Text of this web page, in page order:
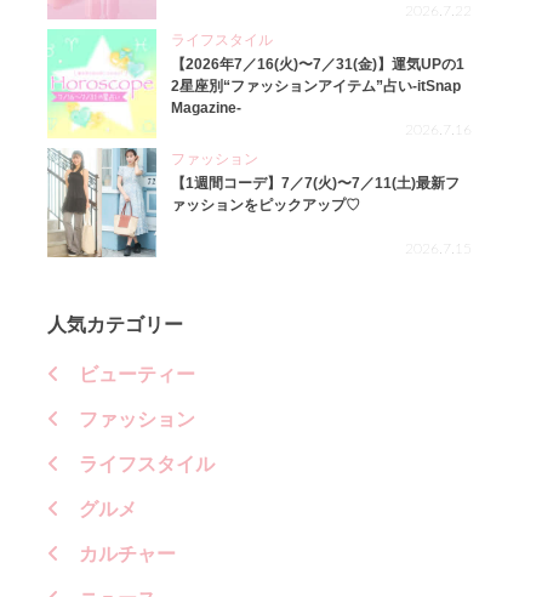
2026.7.22
ライフスタイル
【2026年7／16(火)〜7／31(金)】運気UPの1
2星座別“ファッションアイテム”占い-itSnap
Magazine-
2026.7.16
ファッション
【1週間コーデ】7／7(火)〜7／11(土)最新フ
ァッションをピックアップ♡
2026.7.15
人気カテゴリー
ビューティー
ファッション
ライフスタイル
グルメ
カルチャー